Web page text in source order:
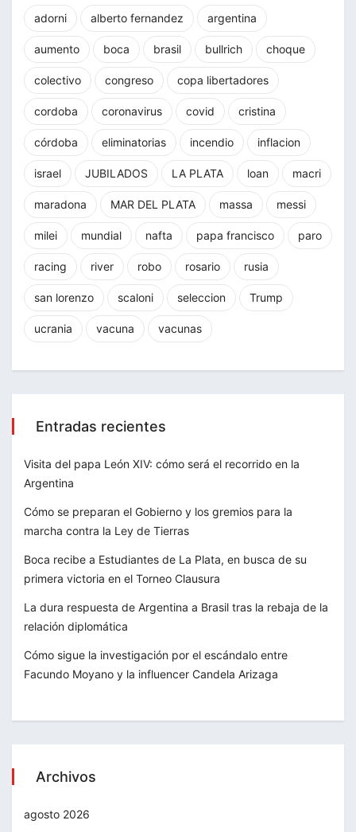
adorni alberto fernandez argentina
aumento boca brasil bullrich choque
colectivo congreso copa libertadores
cordoba coronavirus covid cristina
córdoba eliminatorias incendio inflacion
israel JUBILADOS LA PLATA loan macri
maradona MAR DEL PLATA massa messi
milei mundial nafta papa francisco paro
racing river robo rosario rusia
san lorenzo scaloni seleccion Trump
ucrania vacuna vacunas
Entradas recientes
Visita del papa León XIV: cómo será el recorrido en la
Argentina
Cómo se preparan el Gobierno y los gremios para la
marcha contra la Ley de Tierras
Boca recibe a Estudiantes de La Plata, en busca de su
primera victoria en el Torneo Clausura
La dura respuesta de Argentina a Brasil tras la rebaja de la
relación diplomática
Cómo sigue la investigación por el escándalo entre
Facundo Moyano y la influencer Candela Arizaga
Archivos
agosto 2026